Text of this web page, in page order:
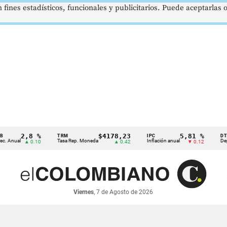
2,8 %
▲ 0.10 Tasa Rep. Moneda
$4178,23
▲ 0.42 Inflación anual
5,81 %
▼ 0.12 Dep.
Viernes, 7 de Agosto de 2026
estadísticos, funcionales y publicitarios. Puede aceptarlas